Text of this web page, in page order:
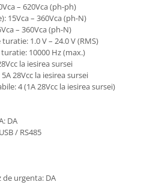
murdara
plutitor
– 620Vca (ph-ph)
15Vca – 360Vca (ph-N)
– 360Vca (ph-N)
1.0 V – 24.0 V (RMS)
10000 Hz (max.)
la iesirea sursei
28Vcc la iesirea sursei
4 (1A 28Vcc la iesirea sursei)
DA
/ RS485
de urgenta: DA